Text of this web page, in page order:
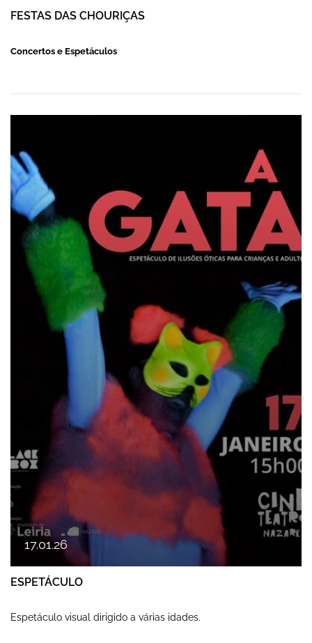
FESTAS DAS CHOURIÇAS
Concertos e Espetáculos
17.01.26
ESPETÁCULO
Espetáculo visual dirigido a várias idades.